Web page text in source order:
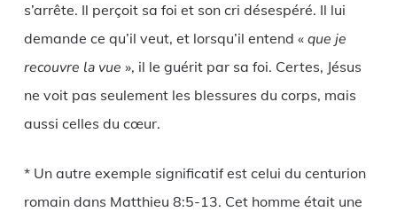
s’arrête. Il perçoit sa foi et son cri désespéré. Il lui
demande ce qu’il veut, et lorsqu’il entend « que je
recouvre la vue », il le guérit par sa foi. Certes, Jésus
ne voit pas seulement les blessures du corps, mais
aussi celles du cœur.
* Un autre exemple significatif est celui du centurion
romain dans Matthieu 8:5-13. Cet homme était une